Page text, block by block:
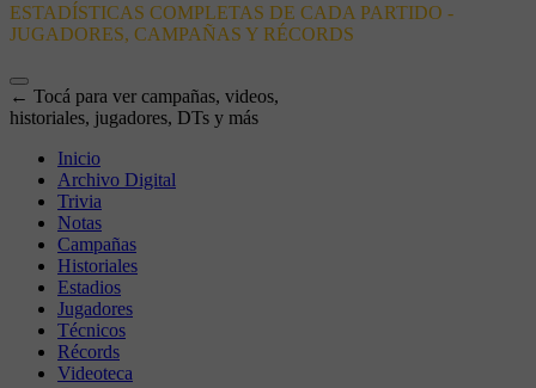
ESTADÍSTICAS COMPLETAS DE CADA PARTIDO -
JUGADORES, CAMPAÑAS Y RÉCORDS
← Tocá para ver campañas, videos,
historiales, jugadores, DTs y más
Inicio
Archivo Digital
Trivia
Notas
Campañas
Historiales
Estadios
Jugadores
Técnicos
Récords
Videoteca